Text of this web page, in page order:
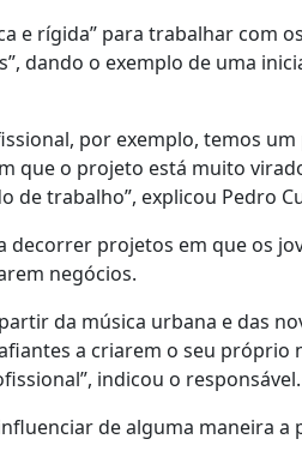
e rígida” para trabalhar com
dando o exemplo de uma
por exemplo, temos
que o projeto está muito
de trabalho”, explicou Pedro
decorrer projetos em que os
negócios.
da música urbana e das
a criarem o seu próprio
indicou o responsável.
de alguma maneira a